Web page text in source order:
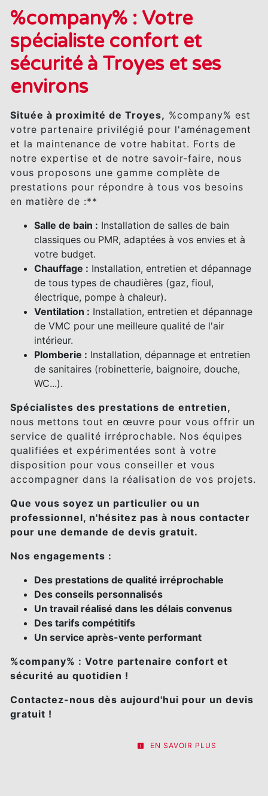
%company% : Votre
spécialiste confort et
sécurité à Troyes et ses
environs
Située à proximité de Troyes, %company% est
votre partenaire privilégié pour l'aménagement
et la maintenance de votre habitat. Forts de
notre expertise et de notre savoir-faire, nous
vous proposons une gamme complète de
prestations pour répondre à tous vos besoins
en matière de :**
Salle de bain : Installation de salles de bain
classiques ou PMR, adaptées à vos envies et à
votre budget.
Chauffage : Installation, entretien et dépannage
de tous types de chaudières (gaz, fioul,
électrique, pompe à chaleur).
Ventilation : Installation, entretien et dépannage
de VMC pour une meilleure qualité de l'air
intérieur.
Plomberie : Installation, dépannage et entretien
de sanitaires (robinetterie, baignoire, douche,
WC...).
Spécialistes des prestations de entretien,
nous mettons tout en œuvre pour vous offrir un
service de qualité irréprochable. Nos équipes
qualifiées et expérimentées sont à votre
disposition pour vous conseiller et vous
accompagner dans la réalisation de vos projets.
Que vous soyez un particulier ou un
professionnel, n'hésitez pas à nous contacter
pour une demande de devis gratuit.
Nos engagements :
Des prestations de qualité irréprochable
Des conseils personnalisés
Un travail réalisé dans les délais convenus
Des tarifs compétitifs
Un service après-vente performant
%company% : Votre partenaire confort et
sécurité au quotidien !
Contactez-nous dès aujourd'hui pour un devis
gratuit !
EN SAVOIR PLUS